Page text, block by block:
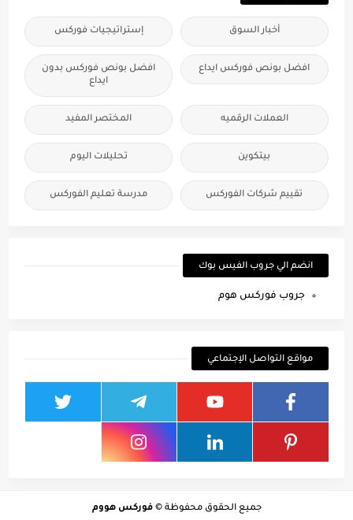
أخبار السوق إستراتيجيات فوركس
افضل بونص فوركس ايداع
افضل بونص فوركس بدون
ايداع
العملات الرقميه المختصر المفيد
بيتكوين تحليلات اليوم
تقييم شركات الفوركس مدرسة تعليم الفوركس
انضم الي جروب الفيس بوك
جروب فوركس هوم
مواقع التواصل الإجتماعي
جميع الحقوق محفوظة © فوركس هووم